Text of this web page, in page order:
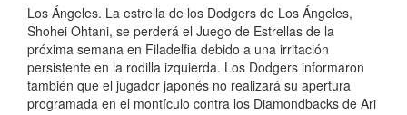
Los Ángeles. La estrella de los Dodgers de Los Ángeles,
Shohei Ohtani, se perderá el Juego de Estrellas de la
próxima semana en Filadelfia debido a una irritación
persistente en la rodilla izquierda. Los Dodgers informaron
también que el jugador japonés no realizará su apertura
programada en el montículo contra los Diamondbacks de Ari